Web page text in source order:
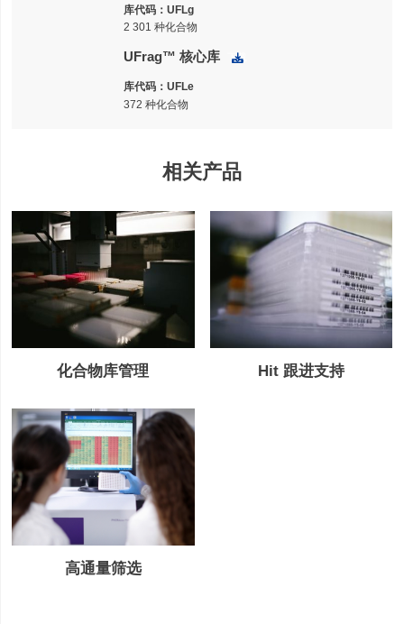
库代码： UFLg
2 301 种化合物
UFrag™ 核心库 下载
库代码： UFLe
372 种化合物
相关产品
化合物库管理 Hit 跟进支持
高通量筛选